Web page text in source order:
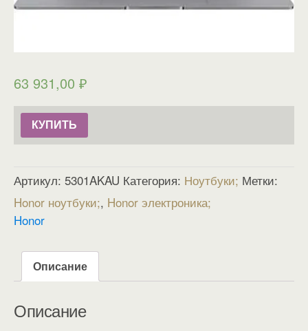
63 931,00 ₽
КУПИТЬ
Артикул: 5301AKAU Категория: Ноутбуки Метки:
Honor ноутбуки , Honor электроника
Honor
Описание
Описание